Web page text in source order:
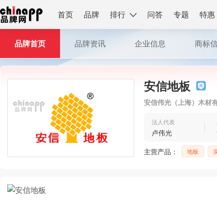
首页 品牌 排行 问答 专题 特惠
安信地板
安信伟光（上海）木材
法人代表
卢伟光
主营产品：
地板
品牌首页 品牌资讯 企业信息 商标